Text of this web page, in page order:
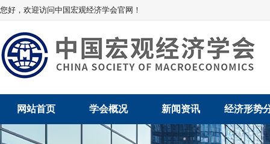
您好，欢迎访问中国宏观经济学会官网！
网站首页 学会概况
学会介绍
新闻资讯
新闻动态
经济形势
经济数据